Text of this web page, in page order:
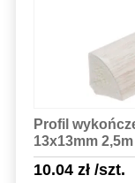
Profil
13x13mm
10.04 zł/szt.